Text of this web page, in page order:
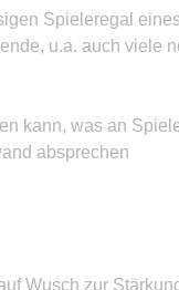
Spieleregal
u.a. auch viele
kann, was an
absprechen
Wusch zur